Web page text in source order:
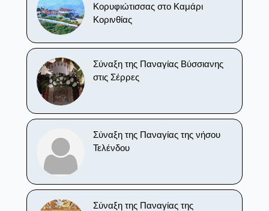
Κορυφιώτισσας στο Καμάρι
Κορινθίας
Σύναξη της Παναγίας Βύσσιανης
στις Σέρρες
Σύναξη της Παναγίας της νήσου
Τελένδου
Σύναξη της Παναγίας της